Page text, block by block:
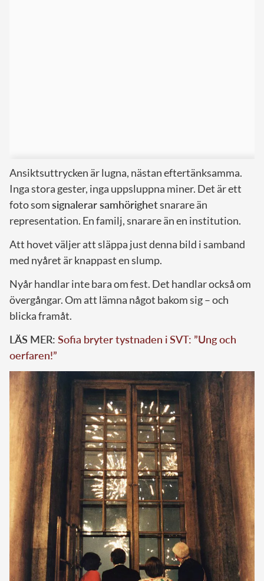
Ansiktsuttrycken är lugna, nästan eftertänksamma.
Inga stora gester, inga uppsluppna miner. Det är ett
foto somsignalerar samhörighetsnarare än
representation. En familj, snarare än en institution.
Att hovet väljer att släppa just denna bild i samband
med nyåret är knappast en slump.
Nyår handlar inte bara om fest. Det handlar också om
övergångar. Om att lämna något bakom sig – och
blicka framåt.
LÄS MER: Sofia bryter tystnaden i SVT: ”Ung och
oerfaren!”